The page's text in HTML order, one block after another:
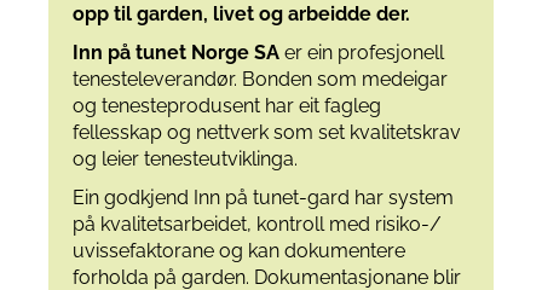
opp til garden, livet ogarbeidde der.
Inn på tunet Norge SA er ein profesjonell
tenesteleverandør. Bonden som medeigar
og tenesteprodusent har eit fagleg
fellesskap og nettverk som set kvalitetskrav
og leier tenesteutviklinga.
Ein godkjend Inn på tunet-gard har system
på kvalitetsarbeidet, kontroll med risiko-/
uvissefaktorane og kan dokumentere
forholda på garden. Dokumentasjonane blir